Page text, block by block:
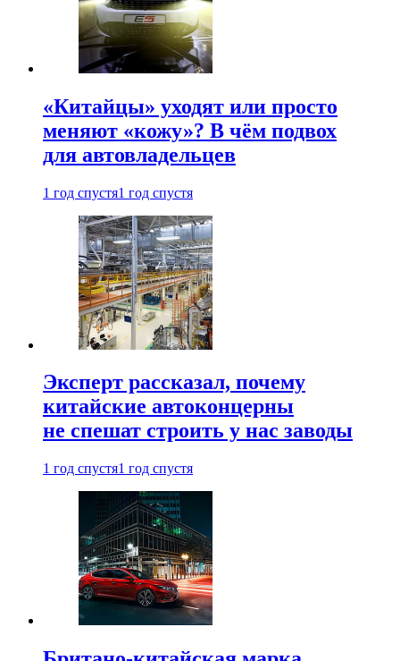
«Китайцы» уходят или просто
меняют «кожу»? В чём подвох
для автовладельцев
1 год спустя1 год спустя
Эксперт рассказал, почему
китайские автоконцерны
не спешат строить у нас заводы
1 год спустя1 год спустя